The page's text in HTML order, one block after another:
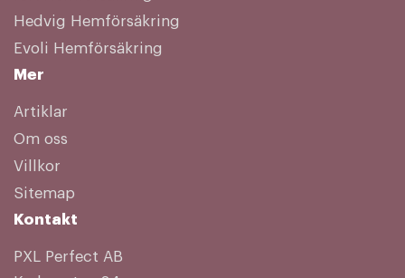
Hedvig Hemförsäkring
Evoli Hemförsäkring
Mer
Artiklar
Om oss
Villkor
Sitemap
Kontakt
PXL Perfect AB